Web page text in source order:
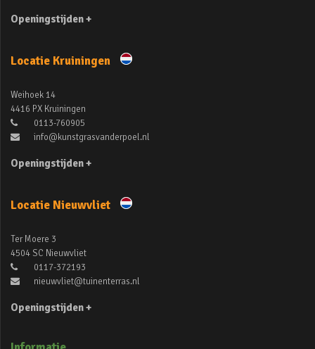
Openingstijden +
Locatie Kruiningen
Weihoek 14
4416 PX Kruiningen
0113-760905
info@kunstgrasvanderpoel.nl
Openingstijden +
Locatie Nieuwvliet
Ter Moere 3
4504 SC Nieuwvliet
0117-372193
nieuwvliet@tuinenterras.nl
Openingstijden +